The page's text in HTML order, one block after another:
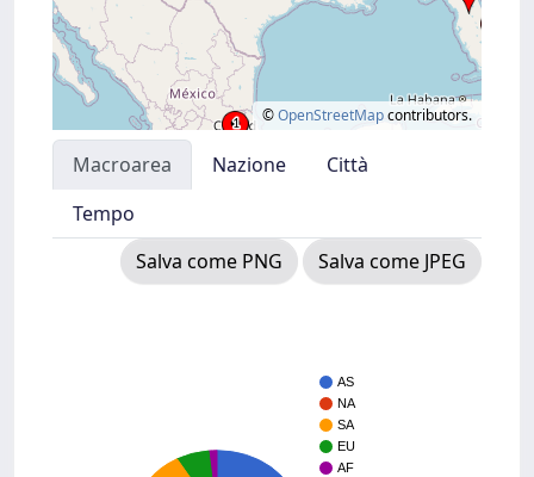
©OpenStreetMapcontributors.
Macroarea Nazione
Città
Tempo
Salva come PNG
Salva come JPEG
AS
NA
SA
EU
AF